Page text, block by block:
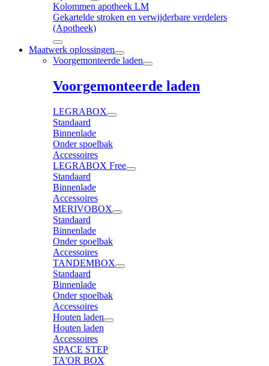
Kolommen apotheek LM
Gekartelde stroken en verwijderbare verdelers
(Apotheek)
Maatwerk oplossingen
Voorgemonteerde laden
Voorgemonteerde laden
LEGRABOX
Standaard
Binnenlade
Onder spoelbak
Accessoires
LEGRABOX Free
Standaard
Binnenlade
Accessoires
MERIVOBOX
Standaard
Binnenlade
Onder spoelbak
Accessoires
TANDEMBOX
Standaard
Binnenlade
Onder spoelbak
Accessoires
Houten laden
Houten laden
Accessoires
SPACE STEP
TA'OR BOX